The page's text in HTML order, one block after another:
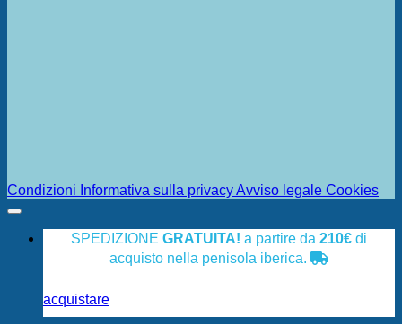
Condizioni Informativa sulla privacyAvviso legale Cookies
SPEDIZIONE GRATUITA! a partire da 210€ di
acquisto nella penisola iberica.
acquistare